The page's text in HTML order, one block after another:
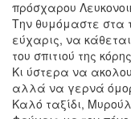
πρόσχαρου
Την θυμόμαστε στα
εύχαρις, να
του σπιτιού της
Κι ύστερα να
αλλά να γερνά
Καλό ταξίδι,